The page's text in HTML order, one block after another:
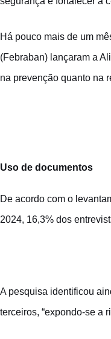
Há pouco mais de um
(Febraban) lançaram a
na prevenção quanto na
Uso de documentos
De acordo com o
2024, 16,3% dos
A pesquisa identificou
terceiros, “expondo-se a